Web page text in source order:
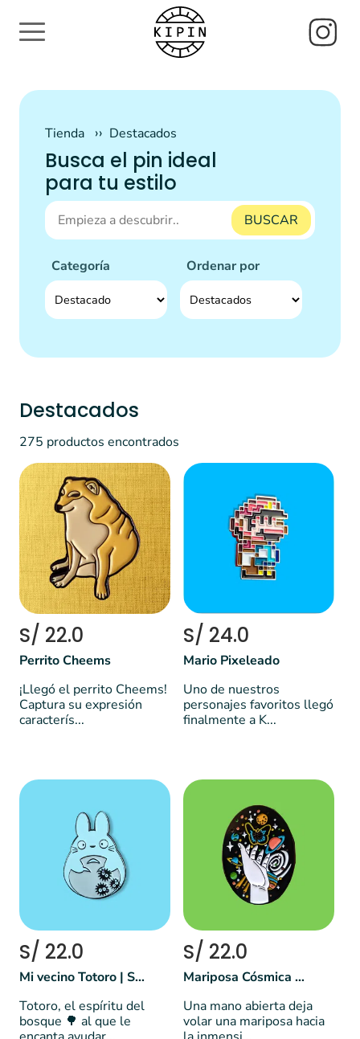
Tienda Destacados
Busca el pin ideal
para tu estilo
BUSCAR
Categoría Ordenar por
Destacados
275 productos encontrados
S/ 22.0
Perrito Cheems
¡Llegó el perrito Cheems!
Captura su expresión
caracterís...
S/ 24.0
Mario Pixeleado
Uno de nuestros
personajes favoritos llegó
finalmente a K...
S/ 22.0
Mi vecino Totoro | Studio Ghibli 🎬
Totoro, el espíritu del
bosque 🌳 al que le
S/ 22.0
Mariposa Cósmica 🦋✨🌌
Una mano abierta deja
volar una mariposa hacia